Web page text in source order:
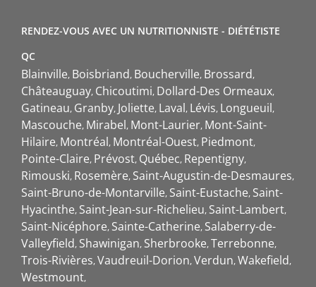
RENDEZ-VOUS AVEC UN NUTRITIONNISTE - DIÉTÉTISTE
QC
Blainville Boisbriand Boucherville Brossard
Châteauguay Chicoutimi Dollard-Des Ormeaux
Gatineau Granby Joliette Laval Lévis Longueuil
Mascouche Mirabel Mont-Laurier Mont-Saint-
Hilaire Montréal Montréal-Ouest Piedmont
Pointe-Claire Prévost Québec Repentigny
Rimouski Rosemère Saint-Augustin-de-Desmaures
Saint-Bruno-de-Montarville Saint-Eustache Saint-
Hyacinthe Saint-Jean-sur-Richelieu Saint-Lambert
Saint-Nicéphore Sainte-Catherine Salaberry-de-
Valleyfield Shawinigan Sherbrooke Terrebonne
Trois-Rivières Vaudreuil-Dorion Verdun Wakefield
Westmount